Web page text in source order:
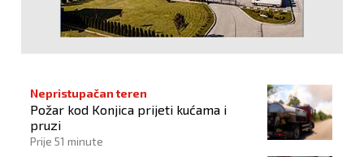
Nepristupačan teren
Požar kod Konjica prijeti kućama i
pruzi
Prije 51 minute